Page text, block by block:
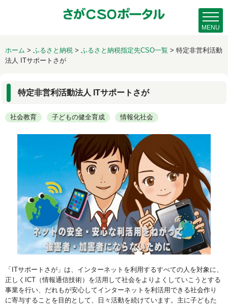
ホーム > ふるさと納税 > ふるさと納税指定先CSO一覧 > 特定非営利活動
法人 ITサポートさが
特定非営利活動法人 ITサポートさが
社会教育 子どもの健全育成 情報化社会
「ITサポートさが」は、インターネットを利用するすべての人を対象に、
正しくICT（情報通信技術）を活用して社会をよりよくしていこうとする
事業を行い、だれもが安心してインターネットを利活用できる社会作り
に寄与することを目的として、日々活動を続けています。主に子どもた
MENU